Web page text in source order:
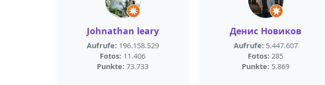
Johnathan leary
Aufrufe: 196.158.529
Fotos: 11.406
Punkte: 73.733
Денис Новиков
Aufrufe: 5.447.607
Fotos: 285
Punkte: 5.869